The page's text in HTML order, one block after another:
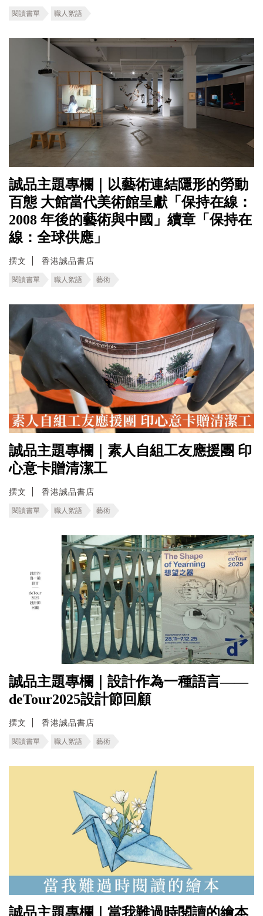
閱讀書單 職人絮語
誠品主題專欄｜以藝術連結隱形的勞動
百態 ⼤館當代美術館呈獻「保持在線：
2008 年後的藝術與中國」續章「保持在
線：全球供應」
撰文 香港誠品書店
閱讀書單 職人絮語 藝術
誠品主題專欄｜素人自組工友應援團 印
心意卡贈清潔工
撰文 香港誠品書店
閱讀書單 職人絮語 藝術
誠品主題專欄｜設計作為一種語言——
deTour2025設計節回顧
撰文 香港誠品書店
閱讀書單 職人絮語 藝術
誠品主題專欄｜當我難過時閱讀的繪本